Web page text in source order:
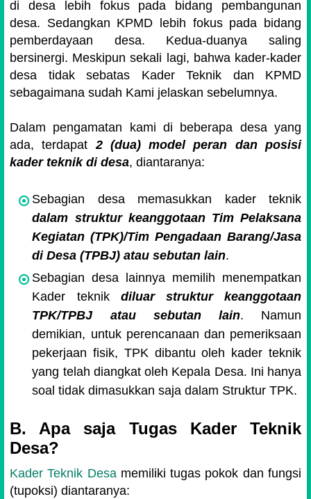
di desa lebih fokus pada bidang pembangunan
desa. Sedangkan KPMD lebih fokus pada bidang
pemberdayaan desa. Kedua-duanya saling
bersinergi. Meskipun sekali lagi, bahwa kader-kader
desa tidak sebatas Kader Teknik dan KPMD
sebagaimana sudah Kami jelaskan sebelumnya.
Dalam pengamatan kami di beberapa desa yang
ada, terdapat 2 (dua) model peran dan posisi
kader teknik di desa, diantaranya:
Sebagian desa memasukkan kader teknik
dalam struktur keanggotaan Tim Pelaksana
Kegiatan (TPK)/Tim Pengadaan Barang/Jasa
di Desa (TPBJ) atau sebutan lain.
Sebagian desa lainnya memilih menempatkan
Kader teknik diluar struktur keanggotaan
TPK/TPBJ atau sebutan lain. Namun
demikian, untuk perencanaan dan pemeriksaan
pekerjaan fisik, TPK dibantu oleh kader teknik
yang telah diangkat oleh Kepala Desa. Ini hanya
soal tidak dimasukkan saja dalam Struktur TPK.
B. Apa saja Tugas Kader Teknik
Desa?
Kader Teknik Desamemiliki tugas pokok dan fungsi
(tupoksi) diantaranya: